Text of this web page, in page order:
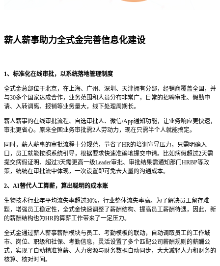
薪人薪事助力全式金完善信息化建设
1、标准化在线审批，以系统落地管理制度
全式金总部位于北京，在上海、广州、深圳、天津拥有分部，经销商覆盖全国，并
与30多个国家达成合作，业务范围和人员分布非常广，日常的招聘审批、假勤申
请、入转调离、报销等业务量大，线下处理周期长。
薪人薪事的在线审批流程、自选审批人、微信/App通知功能，让业务响应更快速，
审批更省心。原来全国业务审批需2人劳动力，现在只需半个人就能搞定。
同时，薪人薪事的审批流程十分规范，节省了HR的培训宣导压力，只需明确入
口，员工就能按照系统引导，根据要求快速准确地提交申请。比如病假超过2天需
提交病假证明、超过3天需更高一级Leader审批、审批结果需通知部门HRBP等政
策，统统在审批流中体现，一次设置即可免去大量的沟通成本。
2、AI替代人工算薪，算出聪明的成本账
生物技术行业年平均流失率超过30%，行业整体流失率高。为了解决员工留存难
题，增强员工稳定性，全式金快速调整了薪酬结构、提高员工薪酬待遇，因此，新
的薪酬结构也为HR的算薪工作带来了一定压力。
全式金通过薪人薪事薪酬模块与员工、考勤模板的联动，自动调取员工的工作城
市、岗位、职级和社保、考勤信息，灵活设置了多个匹配公司薪酬规则的薪酬公
式，实现了自动精准算薪、人力资源与财务数据自动同步，大大减轻人力和财务的
核算、核对时间。